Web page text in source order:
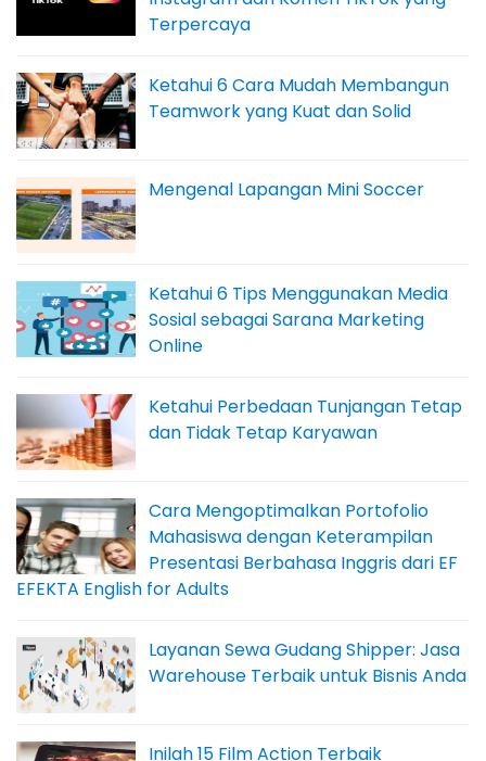
Terpercaya
Ketahui 6 Cara Mudah Membangun
Teamwork yang Kuat dan Solid
Mengenal Lapangan Mini Soccer
Ketahui 6 Tips Menggunakan Media
Sosial sebagai Sarana Marketing
Online
Ketahui Perbedaan Tunjangan Tetap
dan Tidak Tetap Karyawan
Cara Mengoptimalkan Portofolio
Mahasiswa dengan Keterampilan
Presentasi Berbahasa Inggris dari EF
EFEKTA English for Adults
Layanan Sewa Gudang Shipper: Jasa
Warehouse Terbaik untuk Bisnis Anda
Inilah 15 Film Action Terbaik